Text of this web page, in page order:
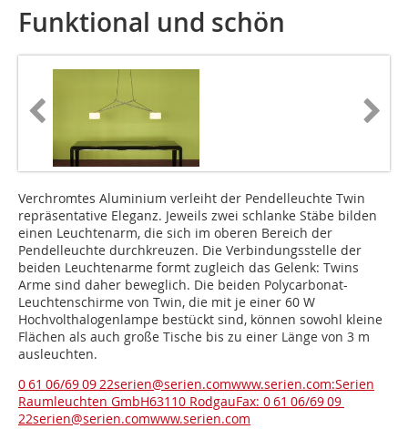
Funktional und schön
Verchromtes Aluminium verleiht der Pendelleuchte Twin
repräsentative Eleganz. Jeweils zwei schlanke Stäbe bilden
einen Leuchtenarm, die sich im oberen Bereich der
Pendelleuchte durchkreuzen. Die Verbindungsstelle der
beiden Leuchtenarme formt zugleich das Gelenk: Twins
Arme sind daher beweglich. Die beiden Polycarbonat-
Leuchtenschirme von Twin, die mit je einer 60 W
Hochvolthalogenlampe bestückt sind, können sowohl kleine
Flächen als auch große Tische bis zu einer Länge von 3 m
ausleuchten.
0 61 06/69 09 22serien@serien.comwww.serien.com:Serien
Raumleuchten GmbH63110 RodgauFax: 0 61 06/69 09
22serien@serien.comwww.serien.com